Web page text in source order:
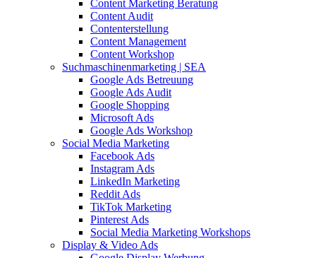
Content Marketing Beratung
Content Audit
Contenterstellung
Content Management
Content Workshop
Suchmaschinenmarketing | SEA
Google Ads Betreuung
Google Ads Audit
Google Shopping
Microsoft Ads
Google Ads Workshop
Social Media Marketing
Facebook Ads
Instagram Ads
LinkedIn Marketing
Reddit Ads
TikTok Marketing
Pinterest Ads
Social Media Marketing Workshops
Display & Video Ads